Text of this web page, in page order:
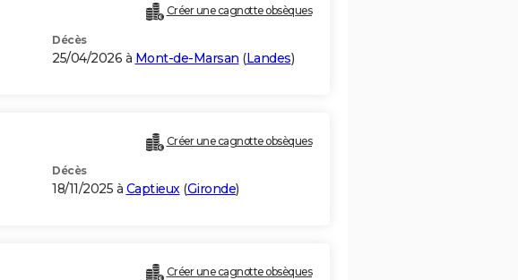
Créer une cagnotte obsèques
Décès
25/04/2026 à Mont-de-Marsan (Landes)
Créer une cagnotte obsèques
Décès
18/11/2025 à Captieux(Gironde)
Créer une cagnotte obsèques